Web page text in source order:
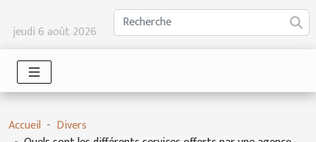
jeudi 6 août 2026
Accueil
Divers